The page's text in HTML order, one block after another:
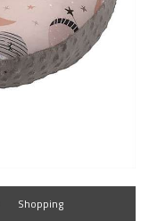
Shopping